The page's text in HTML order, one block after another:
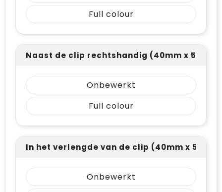
Full colour
Naast de clip rechtshandig (40mm x 5mm)
Onbewerkt
Full colour
In het verlengde van de clip (40mm x 5mm)
Onbewerkt